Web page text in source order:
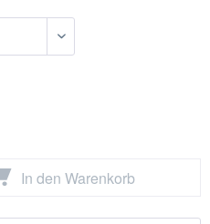
In den Warenkorb